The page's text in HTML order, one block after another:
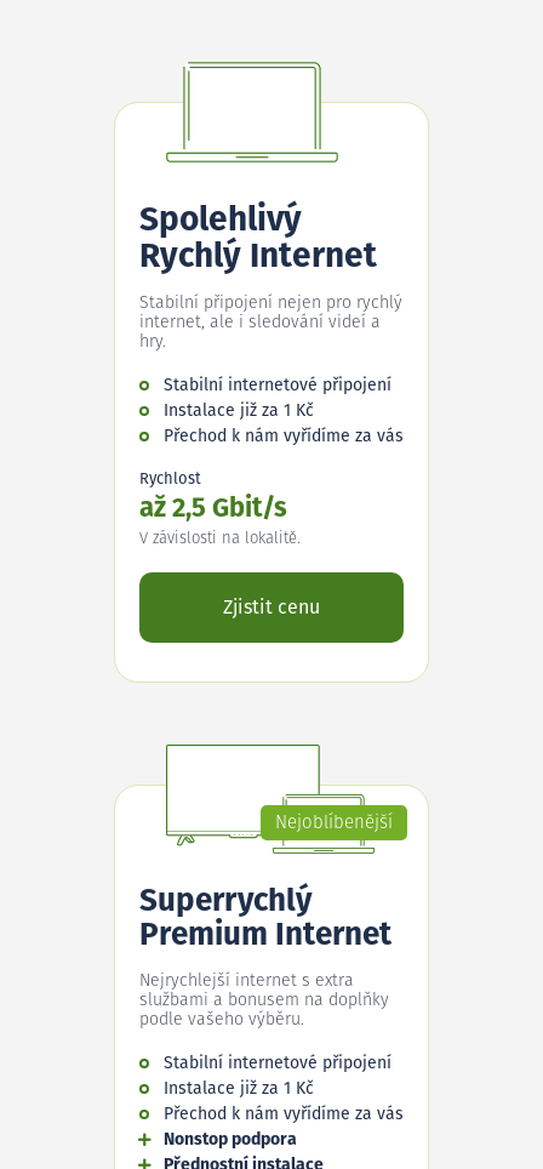
Spolehlivý
Rychlý Internet
Stabilní připojení nejen pro rychlý
internet, ale i sledování videí a
hry.
Stabilní internetové připojení
Instalace již za 1 Kč
Přechod k nám vyřídíme za vás
Rychlost
až 2,5 Gbit/s
V závislosti na lokalitě.
Zjistit cenu
Nejoblíbenější
Superrychlý
Premium Internet
Nejrychlejší internet s extra
službami a bonusem na doplňky
podle vašeho výběru.
Stabilní internetové připojení
Instalace již za 1 Kč
Přechod k nám vyřídíme za vás
Nonstop podpora
Přednostní instalace